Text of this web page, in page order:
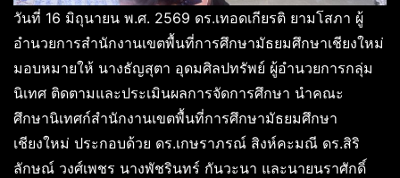
วันที่ 16 มิถุนายน พ.ศ. 2569 ดร.เทอดเกียรติ ยามโสภา ผู้
อำนวยการสำนักงานเขตพื้นที่การศึกษามัธยมศึกษาเชียงใหม่
มอบหมายให้ นางธัญสุตา อุดมศิลปทรัพย์ ผู้อำนวยการกลุ่ม
นิเทศ ติดตามและประเมินผลการจัดการศึกษา นำคณะ
ศึกษานิเทศก์สำนักงานเขตพื้นที่การศึกษามัธยมศึกษา
เชียงใหม่ ประกอบด้วย ดร.เกษราภรณ์ สิงห์คะมณี ดร.สิริ
ลักษณ์ วงศ์เพชร นางพัชรินทร์ กันวะนา และนายนราศักดิ์